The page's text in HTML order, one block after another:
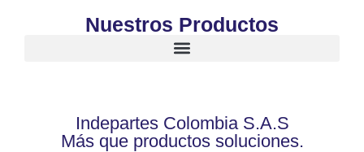
Nuestros Productos
Indepartes Colombia S.A.S
Más que productos soluciones.